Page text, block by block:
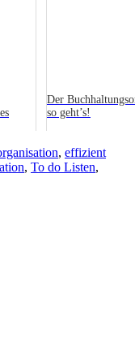
Der
so geht’s!
, effizient
, To do Listen,